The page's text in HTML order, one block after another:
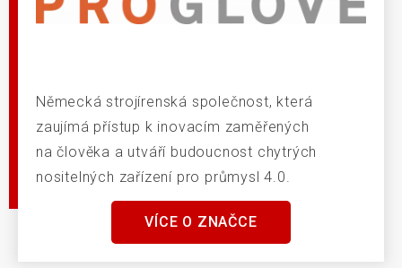
Německá strojírenská společnost, která
zaujímá přístup k inovacím zaměřených
na člověka a utváří budoucnost chytrých
nositelných zařízení pro průmysl 4.0.
VÍCE O ZNAČCE